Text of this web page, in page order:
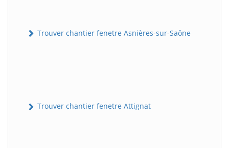
Trouver chantier fenetre Asnières-sur-Saône
Trouver chantier fenetre Attignat